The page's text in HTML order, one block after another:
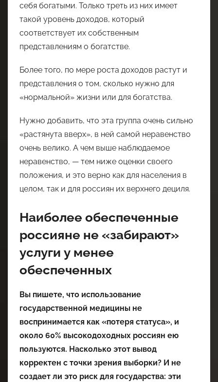
себя богатыми. Только треть из них имеет
такой уровень доходов, который
соответствует их собственным
представлениям о богатстве.
Более того, по мере роста доходов растут и
представления о том, сколько нужно для
«нормальной» жизни или для богатства.
Нужно добавить, что эта группа очень сильно
«растянута вверх», в ней самой неравенство
очень велико. А чем выше наблюдаемое
неравенство, — тем ниже оценки своего
положения, и это верно как для населения в
целом, так и для россиян их верхнего дециля.
Наиболее обеспеченные
россияне не «забирают»
услуги у менее
обеспеченных
Вы пишете, что использование
государственной медицины не
воспринимается как «потеря статуса», и
около 60% высокодоходных россиян ею
пользуются. Насколько этот вывод
корректен с точки зрения выборки? И не
создает ли это риск для государства: эти